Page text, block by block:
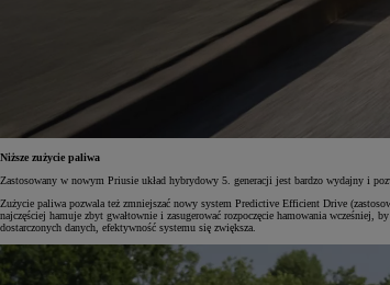
Niższe zużycie paliwa
Zastosowany w nowym Priusie układ hybrydowy 5. generacji jest bardzo wydajny i
Zużycie paliwa pozwala też zmniejszać nowy system Predictive Efficient Drive
najczęściej hamuje zbyt gwałtownie i zasugerować rozpoczęcie hamowania
dostarczonych danych, efektywność systemu się zwiększa.